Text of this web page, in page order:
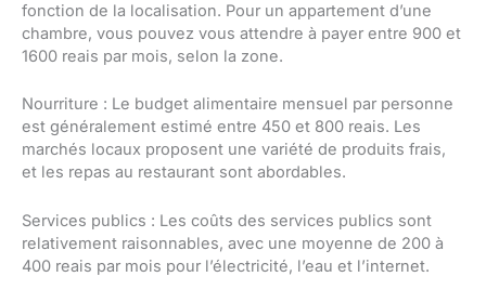
fonction de la localisation. Pour un appartement d’une
chambre, vous pouvez vous attendre à payer entre 900 et
1600 reais par mois, selon la zone.
Nourriture : Le budget alimentaire mensuel par personne
est généralement estimé entre 450 et 800 reais. Les
marchés locaux proposent une variété de produits frais,
et les repas au restaurant sont abordables.
Services publics : Les coûts des services publics sont
relativement raisonnables, avec une moyenne de 200 à
400 reais par mois pour l’électricité, l’eau et l’internet.